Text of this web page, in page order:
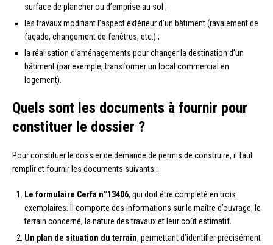
surface de plancher ou d’emprise au sol ;
les travaux modifiant l’aspect extérieur d’un bâtiment (ravalement de
façade, changement de fenêtres, etc.) ;
la réalisation d’aménagements pour changer la destination d’un
bâtiment (par exemple, transformer un local commercial en
logement).
Quels sont les documents à fournir pour
constituer le dossier ?
Pour constituer le dossier de demande de permis de construire, il faut
remplir et fournir les documents suivants :
Le formulaire Cerfa n°13406, qui doit être complété en trois
exemplaires. Il comporte des informations sur le maître d’ouvrage, le
terrain concerné, la nature des travaux et leur coût estimatif.
Un plan de situation du terrain, permettant d’identifier précisément